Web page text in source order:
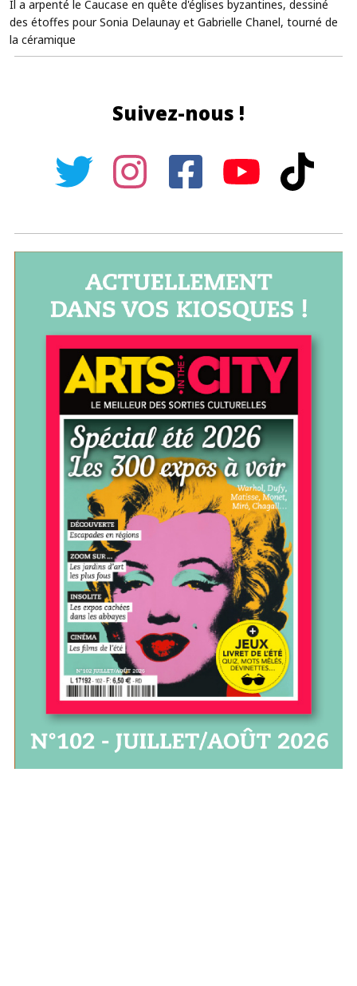
Il a arpenté le Caucase en quête d'églises byzantines, dessiné
des étoffes pour Sonia Delaunay et Gabrielle Chanel, tourné de
la céramique
Suivez-nous !